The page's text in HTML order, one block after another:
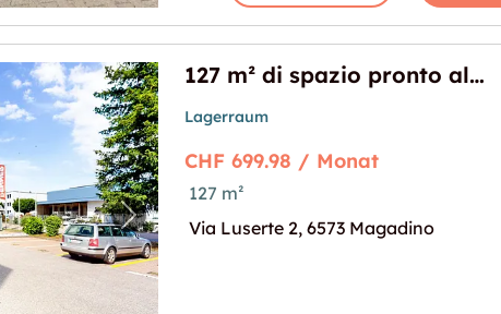
m² di spazio pronto alluso  Magazzino in affitto a
Nächstes Bild für "127 m² di spazio
127 m² di spazio pronto alluso  Magazzino in affitto a Quartino
Lagerraum
CHF 699.98 / Monat
127 m²
Via Luserte 2, 6573 Magadino